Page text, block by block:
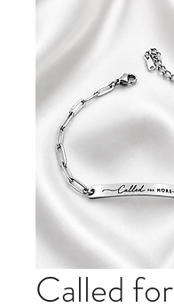
Called for